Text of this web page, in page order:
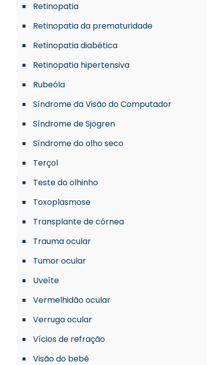
Retinopatia
Retinopatia da prematuridade
Retinopatia diabética
Retinopatia hipertensiva
Rubeóla
Síndrome da Visão do Computador
Síndrome de Sjögren
Síndrome do olho seco
Terçol
Teste do olhinho
Toxoplasmose
Transplante de córnea
Trauma ocular
Tumor ocular
Uveíte
Vermelhidão ocular
Verruga ocular
Vícios de refração
Visão do bebê